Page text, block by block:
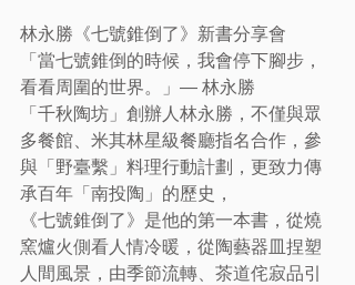
林永勝《七號錐倒了》新書分享會
「當七號錐倒的時候，我會停下腳步，
看看周圍的世界。」― 林永勝
「千秋陶坊」創辦人林永勝，不僅與眾
多餐館、米其林星級餐廳指名合作，參
與「野臺繫」料理行動計劃，更致力傳
承百年「南投陶」的歷史，
《七號錐倒了》是他的第一本書，從燒
窯爐火側看人情冷暖，從陶藝器皿捏塑
人間風景，由季節流轉、茶道侘寂品引